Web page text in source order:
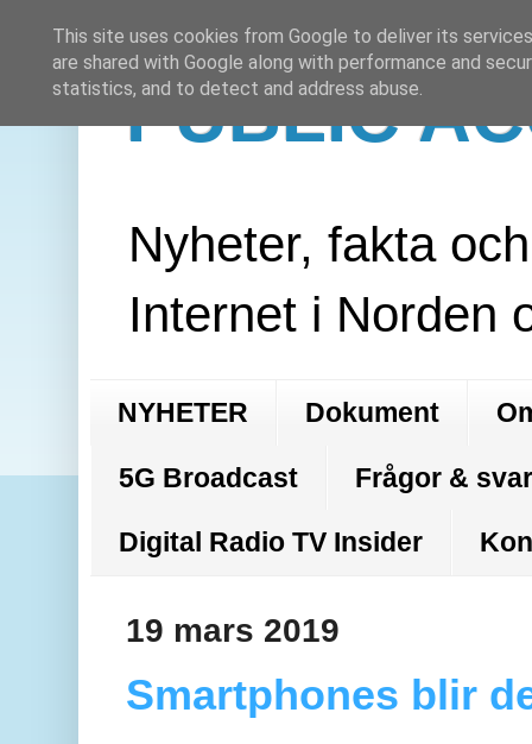
PUBLIC
Nyheter, fakta
Internet i Norden
NYHETER Dokument
5G Broadcast Frågor &
Digital Radio TV Insider
19 mars 2019
Smartphones blir
This site uses cookies from Google to deliver its
are shared with Google along with performance and
statistics, and to detect and address abuse.